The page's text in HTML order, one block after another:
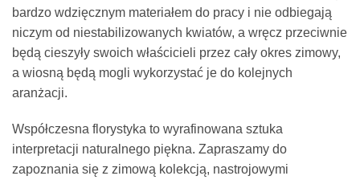
bardzo wdzięcznym materiałem do pracy i nie odbiegają
niczym od niestabilizowanych kwiatów, a wręcz przeciwnie
będą cieszyły swoich właścicieli przez cały okres zimowy,
a wiosną będą mogli wykorzystać je do kolejnych
aranżacji.
Współczesna florystyka to wyrafinowana sztuka
interpretacji naturalnego piękna. Zapraszamy do
zapoznania się z zimową kolekcją, nastrojowymi